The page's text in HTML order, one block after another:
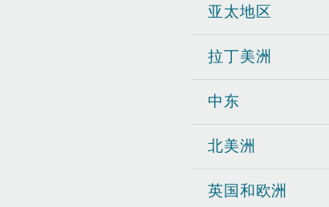
Regulatory
Satellite & Space
Marine
Product Liability & Recall
亚太地区
拉丁美洲
中东
北美洲
英国和欧洲